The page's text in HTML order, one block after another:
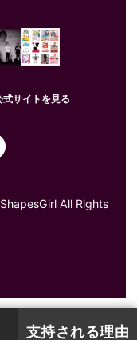
サイトを見る
All Rights
支持される理由